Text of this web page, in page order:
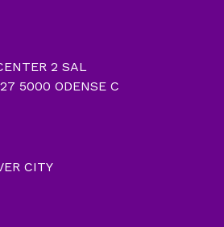
2 SAL
5000 ODENSE C
CITY